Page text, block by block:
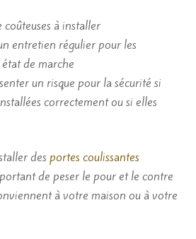
à installer
entretien régulier pour les
de marche
un risque pour la sécurité si
correctement ou si elles
des portes coulissantes
de peser le pour et le contre
à votre maison ou à votre